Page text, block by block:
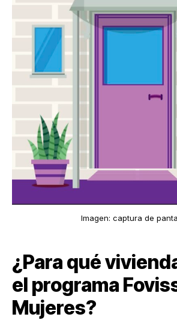
Imagen: captura de
¿Para qué
el programa
Mujeres?